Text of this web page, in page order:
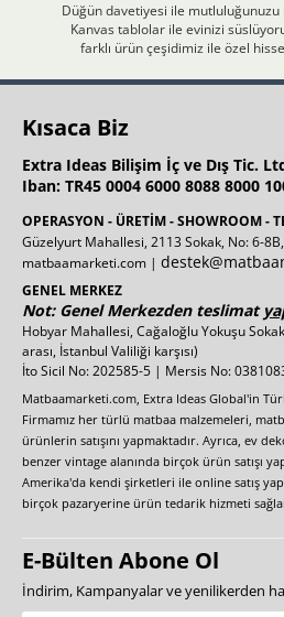
Düğün davetiyesi ile mutluluğunuzu
Kanvas tablolar ile evinizi
farklı ürün çeşidimiz ile özel
Kısaca Biz
Extra Ideas Bilişim İç ve Dış Tic.
Iban: TR45 0004 6000 8088 8000
OPERASYON - ÜRETİM - SHOWROOM -
Güzelyurt Mahallesi, 2113 Sokak, No: 6-
matbaamarketi.com |
GENEL MERKEZ
Not: Genel Merkezden teslimat
Hobyar Mahallesi, Cağaloğlu Yokuşu
arası, İstanbul Valiliği karşısı)
İto Sicil No: 202585-5 | Mersis No:
Matbaamarketi.com, Extra Ideas Global'in
Firmamız her türlü matbaa malzemeleri,
ürünlerin satışını yapmaktadır. Ayrıca, ev
benzer vintage alanında birçok ürün satışı
Amerika'da kendi şirketleri ile online satış
birçok pazaryerine ürün tedarik hizmeti
E-Bülten Abone Ol
İndirim, Kampanyalar ve yenilikerden